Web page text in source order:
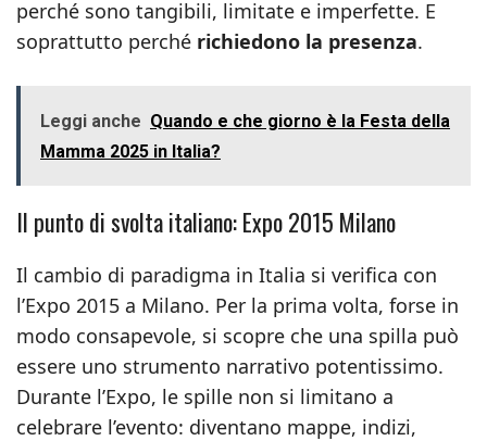
perché sono tangibili, limitate e imperfette. E
soprattutto perché richiedono la presenza.
Leggi anche Quando e che giorno è la Festa della
Mamma 2025 in Italia?
Il punto di svolta italiano: Expo 2015 Milano
Il cambio di paradigma in Italia si verifica con
l’Expo 2015 a Milano. Per la prima volta, forse in
modo consapevole, si scopre che una spilla può
essere uno strumento narrativo potentissimo.
Durante l’Expo, le spille non si limitano a
celebrare l’evento: diventano mappe, indizi,